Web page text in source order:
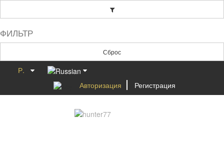
ФИЛЬТР
Сброс
Р.
Авторизация
Регистрация